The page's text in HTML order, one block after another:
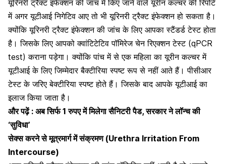
यूरिनरी ट्रैक्ट इंफेक्शन की जांच में किए जाने वाले यूरीन कल्चर की रिपोर्ट
में अगर यूटीआई निगेटिव आए तो भी यूरिनरी ट्रैक्ट इंफेक्शन हो सकता है।
क्योंकि यूरिनरी ट्रैक्ट इंफेक्शन की जांच के लिए आपका स्टैंडर्ड टेस्ट होता
है। जिसके लिए आपको क्वांटिटेटिव पॉमिरेज चेन रिएक्शन टेस्ट (qPCR
test) कराना पड़ेगा। क्योंकि पांच में से एक महिला का यूरीन कल्चर में
यूटीआई के लिए जिम्मेदार बैक्टीरिया स्पष्ट रूप से नहीं आते हैं। पीसीआर
टेस्ट के जरिए बेक्टीरिया स्पष्ट होते हैं। जिसके बाद आपके यूटीआई का
इलाज किया जाता है।
और पढ़ें : अब सिर्फ 1 रुपए में मिलेगा सैनिटरी पैड, सरकार ने लॉन्च की
‘सुविधा’
सेक्स करने से मूत्रमार्ग में संक्रमण (Urethra Irritation From
Intercourse)